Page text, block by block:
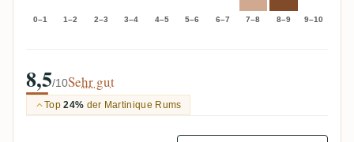
0–1 1–2 2–3 3–4 4–5 5–6 6–7 7–8 8–9 9–10
8,5/10Sehr gut
Top24% der Martinique Rums